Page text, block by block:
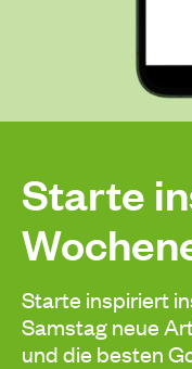
Starte
Starte inspiriert
Samstag neue
und die besten